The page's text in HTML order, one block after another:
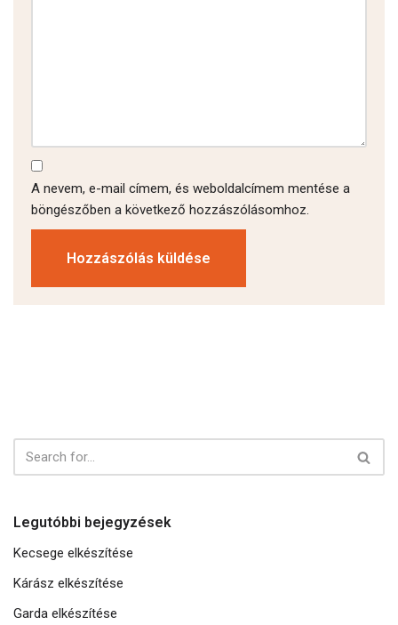
A nevem, e-mail címem, és weboldalcímem mentése a
böngészőben a következő hozzászólásomhoz.
Legutóbbi bejegyzések
Kecsege elkészítése
Kárász elkészítése
Garda elkészítése